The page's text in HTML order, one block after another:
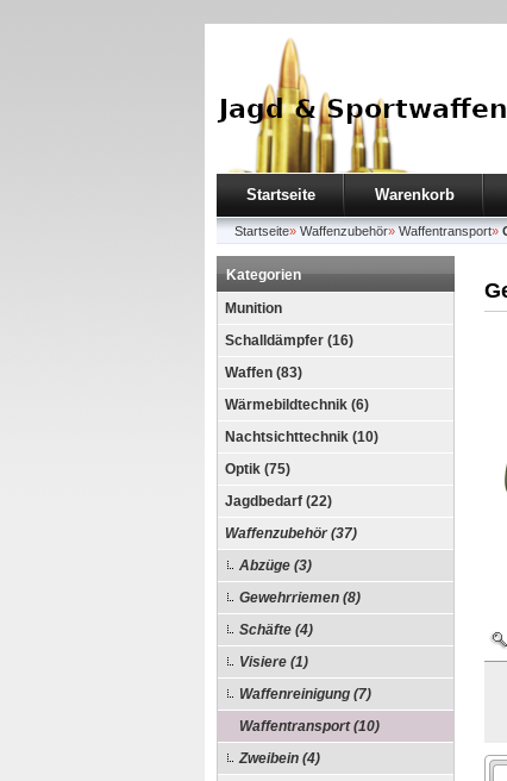
Startseite Warenkorb
Startseite» Waffenzubehör» Waffentransport»
Kategorien
Munition
Schalldämpfer (16)
Waffen (83)
Wärmebildtechnik (6)
Nachtsichttechnik (10)
Optik (75)
Jagdbedarf (22)
Waffenzubehör (37)
Abzüge (3)
Gewehrriemen (8)
Schäfte (4)
Visiere (1)
Waffenreinigung (7)
Waffentransport (10)
Zweibein (4)